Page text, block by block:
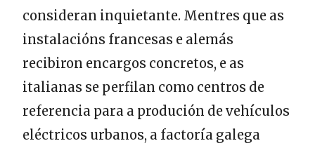
consideran inquietante. Mentres que as
instalacións francesas e alemás
recibiron encargos concretos, e as
italianas se perfilan como centros de
referencia para a produción de vehículos
eléctricos urbanos, a factoría galega